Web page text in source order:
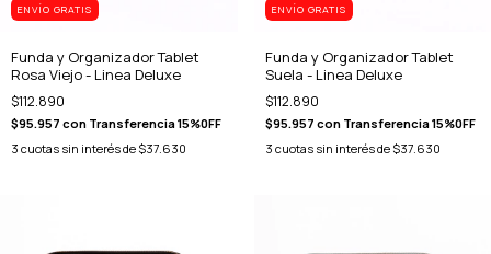
ENVÍO GRATIS
Funda y Organizador Tablet
Rosa Viejo - Linea Deluxe
$112.890
$95.957 con Transferencia 15%0FF
3 cuotas sin interés de $37.630
ENVÍO GRATIS
Funda y Organizador Tablet
Suela - Linea Deluxe
$112.890
$95.957 con Transferencia 15%0FF
3 cuotas sin interés de $37.630